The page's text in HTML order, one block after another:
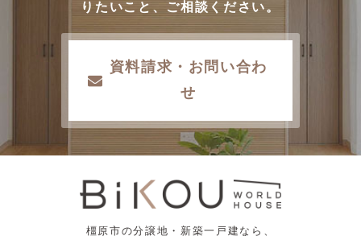
りたいこと、ご相談ください。
資料請求・お問い合わ
せ
橿原市の分譲地・新築一戸建なら、